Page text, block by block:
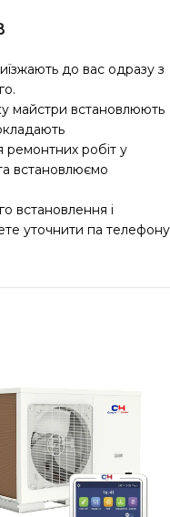
до вас одразу з
майстри встановлюють
ремонтних робіт у
встановлюємо
встановлення і
уточнити па телефону